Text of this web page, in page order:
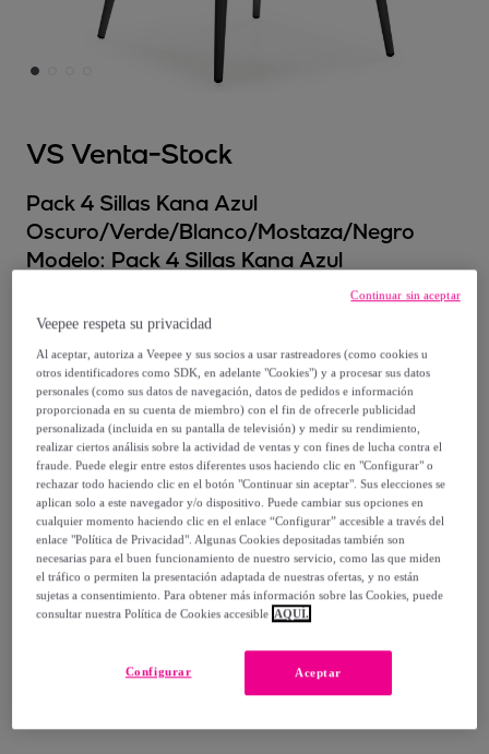
VS Venta-Stock
Pack 4 Sillas Kana Azul
Oscuro/Verde/Blanco/Mostaza/Negro
Modelo: Pack 4 Sillas Kana Azul
Oscuro/Verde/Blanco/Mostaza/Negro
141, 99 €
269,78 €
-47%
Posible recogida de tu antiguo producto,ver condiciones
Veepee respeta su privacidad
Al aceptar, autoriza a Veepee y sus socios a usar rastreadores (como cookies u
otros identificadores como SDK, en adelante "Cookies") y a procesar sus datos
personales (como sus datos de navegación, datos de pedidos e información
proporcionada en su cuenta de miembro) con el fin de ofrecerle publicidad
personalizada (incluida en su pantalla de televisión) y medir su rendimiento,
realizar ciertos análisis sobre la actividad de ventas y con fines de lucha contra el
fraude. Puede elegir entre estos diferentes usos haciendo clic en "Configurar" o
rechazar todo haciendo clic en el botón "Continuar sin aceptar". Sus elecciones se
aplican solo a este navegador y/o dispositivo. Puede cambiar sus opciones en
cualquier momento haciendo clic en el enlace “Configurar” accesible a través del
enlace "Política de Privacidad". Algunas Cookies depositadas también son
necesarias para el buen funcionamiento de nuestro servicio, como las que miden
el tráfico o permiten la presentación adaptada de nuestras ofertas, y no están
sujetas a consentimiento. Para obtener más información sobre las Cookies, puede
consultar nuestra Política de Cookies accesible AQUÍ.
Aceptar
Configurar
Continuar sin aceptar